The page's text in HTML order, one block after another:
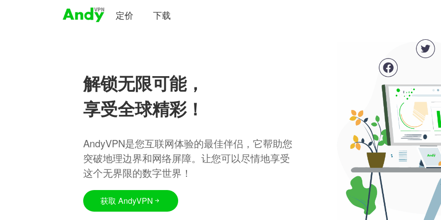
定价 下载
解锁无限可能，
享受全球精彩！
AndyVPN是您互联网体验的最佳伴侣，它帮助您
突破地理边界和网络屏障。让您可以尽情地享受
这个无界限的数字世界！
获取 AndyVPN